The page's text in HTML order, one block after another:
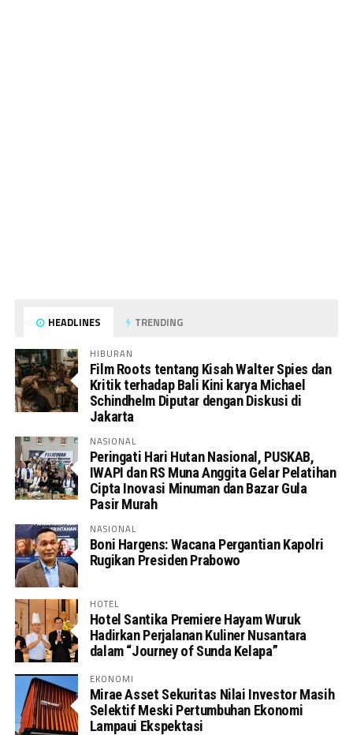
HEADLINES TRENDING
HIBURAN
Film Roots tentang Kisah Walter Spies dan
Kritik terhadap Bali Kini karya Michael
Schindhelm Diputar dengan Diskusi di
Jakarta
NASIONAL
Peringati Hari Hutan Nasional, PUSKAB,
IWAPI dan RS Muna Anggita Gelar Pelatihan
Cipta Inovasi Minuman dan Bazar Gula
Pasir Murah
NASIONAL
Boni Hargens: Wacana Pergantian Kapolri
Rugikan Presiden Prabowo
HOTEL
Hotel Santika Premiere Hayam Wuruk
Hadirkan Perjalanan Kuliner Nusantara
dalam “Journey of Sunda Kelapa”
EKONOMI
Mirae Asset Sekuritas Nilai Investor Masih
Selektif Meski Pertumbuhan Ekonomi
Lampaui Ekspektasi